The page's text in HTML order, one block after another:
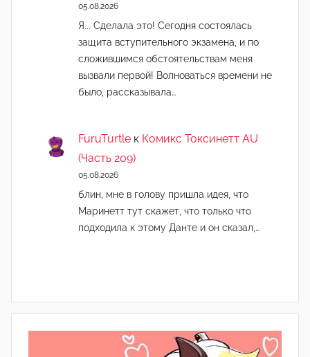
05.08.2026
Я... Сделала это! Сегодня состоялась
защита вступительного экзамена, и по
сложившимся обстоятельствам меня
вызвали первой! Волноваться времени не
было, рассказывала…
FuruTurtle к Комикс Токсинетт AU
(Часть 209)
05.08.2026
блин, мне в голову пришла идея, что
Маринетт тут скажет, что только что
подходила к этому Данте и он сказал,…